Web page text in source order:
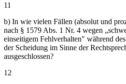
11
b) In wie vielen Fällen (absolut und
nach § 1579 Abs. 1 Nr. 4 wegen
einseitigem Fehlverhalten" während
der Scheidung im Sinne der
ausgeschlossen?
12